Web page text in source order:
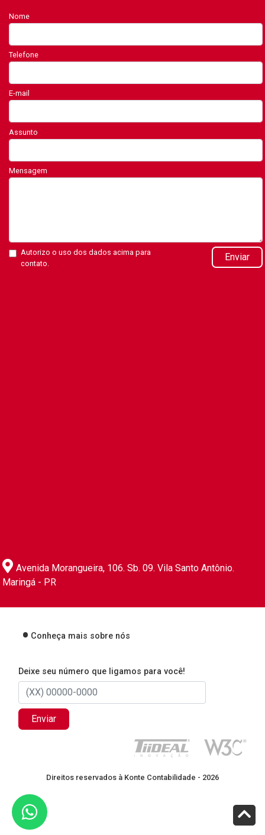
Nome
Telefone
E-mail
Assunto
Mensagem
Autorizo o uso dos dados acima para
contato.
Enviar
Avenida Morangueira, 106. Sb. 09. Vila Santo Antônio.
Maringá - PR
Conheça mais sobre nós
Deixe seu número que ligamos para você!
Enviar
Direitos reservados à Konte Contabilidade - 2026